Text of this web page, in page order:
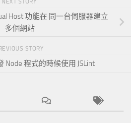
Host 功能在 同一台伺服器建立
多個網站
STORY
Node 程式的時候使用 JSLint